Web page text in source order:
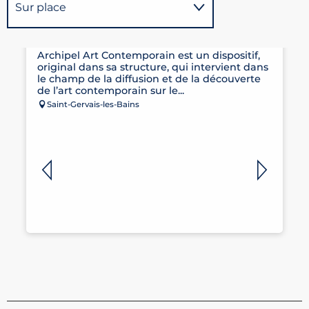
Sur place
proximité de...
Archipel Art Contemporain est un dispositif,
original dans sa structure, qui intervient dans
le champ de la diffusion et de la découverte
de l’art contemporain sur le...
Saint-Gervais-les-Bains